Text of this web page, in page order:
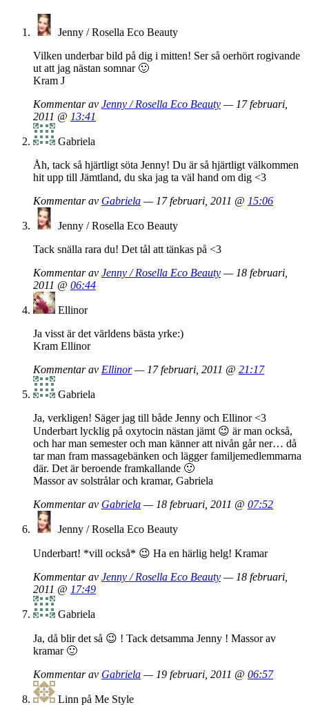
Jenny / Rosella Eco Beauty
Vilken underbar bild på dig i mitten! Ser så oerhört rogivande
ut att jag nästan somnar 🙂
Kram J
Kommentar av Jenny / Rosella Eco Beauty — 17 februari,
2011 @ 13:41
Gabriela
Åh, tack så hjärtligt söta Jenny! Du är så hjärtligt välkommen
hit upp till Jämtland, du ska jag ta väl hand om dig <3
Kommentar av Gabriela — 17 februari, 2011 @ 15:06
Jenny / Rosella Eco Beauty
Tack snälla rara du! Det tål att tänkas på <3
Kommentar av Jenny / Rosella Eco Beauty — 18 februari,
2011 @ 06:44
Ellinor
Ja visst är det världens bästa yrke:)
Kram Ellinor
Kommentar av Ellinor— 17 februari, 2011 @ 21:17
Gabriela
Ja, verkligen! Säger jag till både Jenny och Ellinor <3
Underbart lycklig på oxytocin nästan jämt 😉 är man också,
och har man semester och man känner att nivån går ner… då
tar man fram massagebänken och lägger familjemedlemmarna
där. Det är beroende framkallande 🙂
Massor av solstrålar och kramar, Gabriela
Kommentar av Gabriela — 18 februari, 2011 @ 07:52
Jenny / Rosella Eco Beauty
Underbart! *vill också* 😉 Ha en härlig helg! Kramar
Kommentar av Jenny / Rosella Eco Beauty — 18 februari,
2011 @ 17:49
Gabriela
Ja, då blir det så 😉 ! Tack detsamma Jenny ! Massor av
kramar 🙂
Kommentar av Gabriela — 19 februari, 2011 @ 06:57
Linn på Me Style